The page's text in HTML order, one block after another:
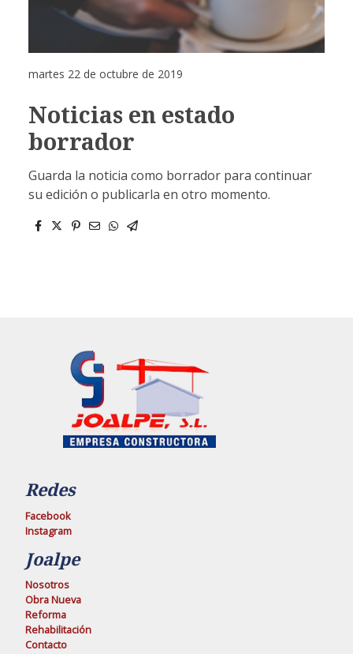
martes 22 de octubre de 2019
Noticias en estado
borrador
Guarda la noticia como borrador para continuar
su edición o publicarla en otro momento.
Redes
Facebook
Instagram
Joalpe
Nosotros
Obra Nueva
Reforma
Rehabilitación
Contacto